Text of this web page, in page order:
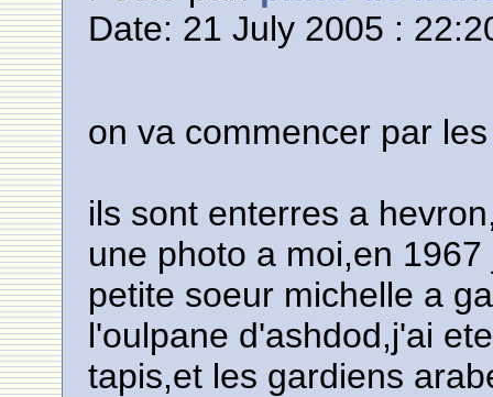
Date: 21 July 2005 :
on va commencer par
ils sont enterres a
une photo a moi,en
petite soeur michelle a
l'oulpane d'ashdod,j'ai
tapis,et les gardiens